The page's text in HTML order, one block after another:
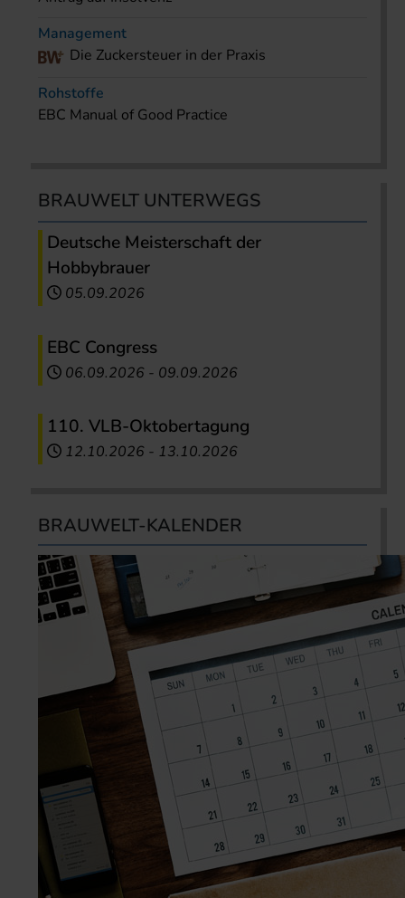
Management
Die Zuckersteuer in der Praxis
Rohstoffe
EBC Manual of Good Practice
BRAUWELT UNTERWEGS
Deutsche Meisterschaft der
Hobbybrauer
05.09.2026
EBC Congress
06.09.2026 - 09.09.2026
110. VLB-Oktobertagung
12.10.2026 - 13.10.2026
BRAUWELT-KALENDER